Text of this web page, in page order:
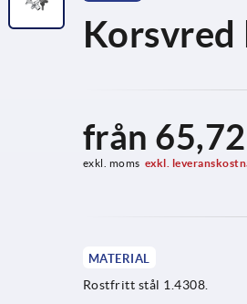
från
exkl. moms exkl.
MATERIAL
Rostfritt stål 1.4308.